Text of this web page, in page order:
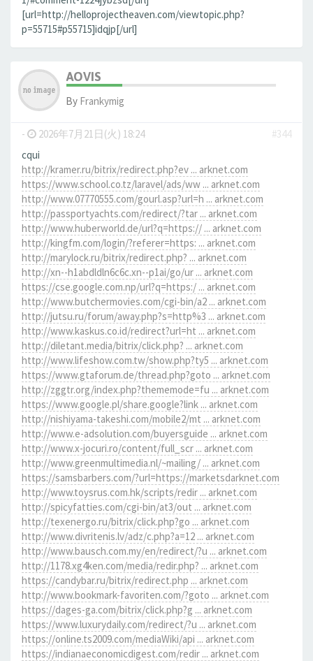
[url=http://helloprojectheaven.com/viewtopic.php?
p=55715#p55715]idqjp[/url]
AOVIS
By Frankymig
- 2026年7月21日(火) 18:24
#344
cqui
http://kramer.ru/bitrix/redirect.php?ev ... arknet.com
https://www.school.co.tz/laravel/ads/ww ... arknet.com
http://www.07770555.com/gourl.asp?url=h ... arknet.com
http://passportyachts.com/redirect/?tar ... arknet.com
http://www.huberworld.de/url?q=https:// ... arknet.com
http://kingfm.com/login/?referer=https: ... arknet.com
http://marylock.ru/bitrix/redirect.php? ... arknet.com
http://xn--h1abdldln6c6c.xn--p1ai/go/ur ... arknet.com
https://cse.google.com.np/url?q=https:/ ... arknet.com
http://www.butchermovies.com/cgi-bin/a2 ... arknet.com
http://jutsu.ru/forum/away.php?s=http%3 ... arknet.com
http://www.kaskus.co.id/redirect?url=ht ... arknet.com
http://diletant.media/bitrix/click.php? ... arknet.com
http://www.lifeshow.com.tw/show.php?ty5 ... arknet.com
https://www.gtaforum.de/thread.php?goto ... arknet.com
http://zggtr.org/index.php?thememode=fu ... arknet.com
https://www.google.pl/share.google?link ... arknet.com
http://nishiyama-takeshi.com/mobile2/mt ... arknet.com
http://www.e-adsolution.com/buyersguide ... arknet.com
http://www.x-jocuri.ro/content/full_scr ... arknet.com
http://www.greenmultimedia.nl/~mailing/ ... arknet.com
https://samsbarbers.com/?url=https://marketsdarknet.com
http://www.toysrus.com.hk/scripts/redir ... arknet.com
http://spicyfatties.com/cgi-bin/at3/out ... arknet.com
http://texenergo.ru/bitrix/click.php?go ... arknet.com
http://www.divritenis.lv/adz/c.php?a=12 ... arknet.com
http://www.bausch.com.my/en/redirect/?u ... arknet.com
http://1178.xg4ken.com/media/redir.php? ... arknet.com
https://candybar.ru/bitrix/redirect.php ... arknet.com
http://www.bookmark-favoriten.com/?goto ... arknet.com
https://dages-ga.com/bitrix/click.php?g ... arknet.com
https://www.luxurydaily.com/redirect/?u ... arknet.com
https://online.ts2009.com/mediaWiki/api ... arknet.com
https://indianaeconomicdigest.com/redir ... arknet.com